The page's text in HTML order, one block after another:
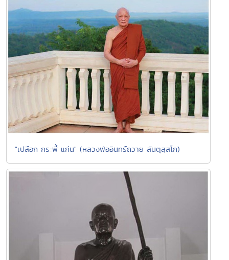
"เปลือก กระพี้ แก่น" (หลวงพ่ออินทร์ถวาย สันตุสฺสโก)